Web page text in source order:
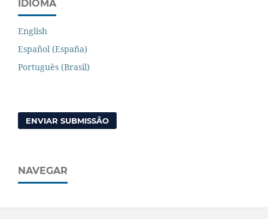
IDIOMA
English
Español (España)
Português (Brasil)
ENVIAR SUBMISSÃO
NAVEGAR